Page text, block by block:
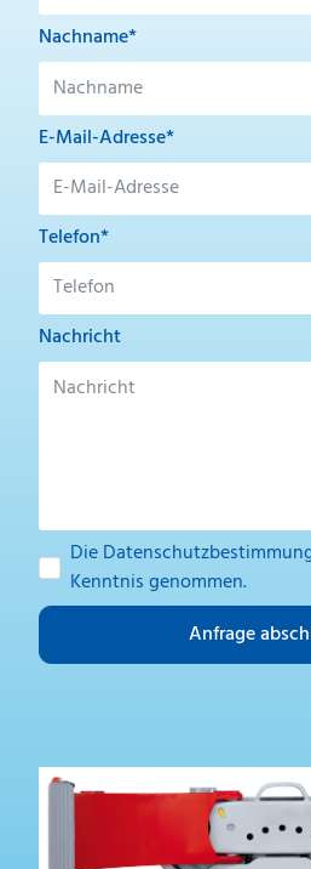
Nachname*
E-Mail-Adresse*
Telefon*
Nachricht
Die
Kenntnis genommen.
Anfrage